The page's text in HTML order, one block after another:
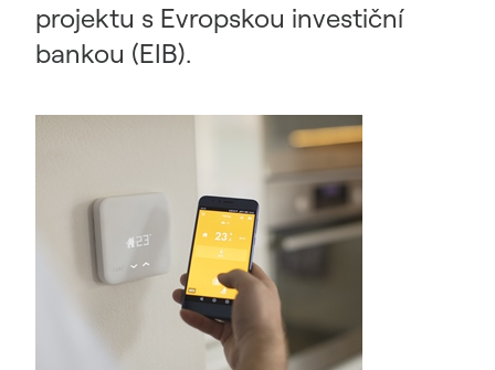
projektu s Evropskou investiční
bankou (EIB).